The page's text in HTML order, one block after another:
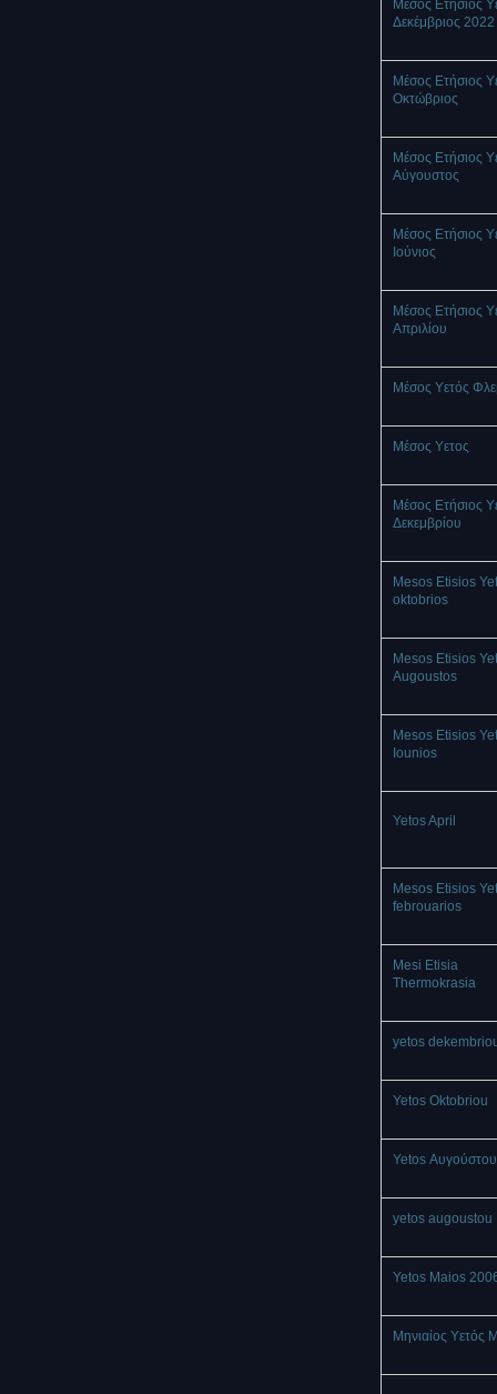
Μέσος Ετήσιος
Δεκέμβριος 2022
Μέσος Ετήσιος
Οκτώβριος
Μέσος Ετήσιος
Αύγουστος
Μέσος Ετήσιος
Ιούνιος
Μέσος Ετήσιος
Απριλίου
Μέσος Υετός
Mέσος Υετος
Μέσος Ετήσιος
Δεκεμβρίου
Mesos Etisios
oktobrios
Mesos Etisios
Augoustos
Mesos Etisios
Iounios
Yetos April
Mesos Etisios
febrouarios
Mesi Etisia
Thermokrasia
yetos
Yetos Oktobriou
Yetos Αυγούστου
yetos augoustou
Yetos Maios
Μηνιαίος Υετός